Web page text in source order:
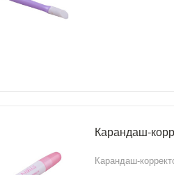
Карандаш-
Карандаш-